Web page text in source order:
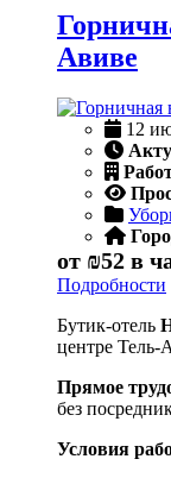
Авиве
12
от ₪52 в
Подробности
Бутик-отель
центре Тель-
Прямое
без
Условия